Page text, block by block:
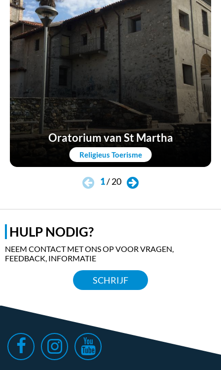
Religieus Toerisme
Oratorium van St Martha
1/20
HULP NODIG?
NEEM CONTACT MET ONS OP VOOR VRAGEN,
FEEDBACK, INFORMATIE
SCHRIJF